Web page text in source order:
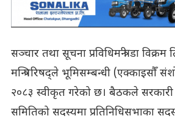
सञ्चार तथा सूचना प्रविधिमन्त्री डा
मन्त्रिपरिषद्ले भूमिसम्बन्धी (एक्काइसौँ
२०८३ स्वीकृत गरेको छ। बैठकले सरकारी
समितिको सदस्यमा प्रतिनिधिसभाका